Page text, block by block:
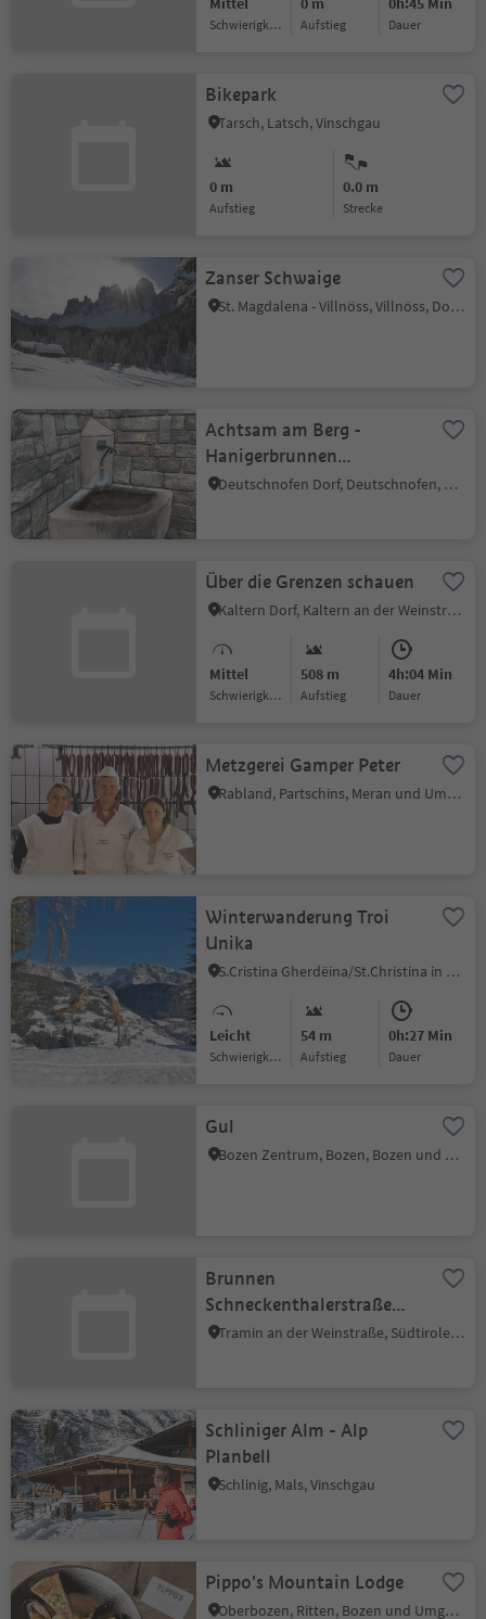
Schwierigkeitsgrad Aufstieg Dauer
Bikepark
Tarsch, Latsch, Vinschgau
0 m
Aufstieg
0.0 m
Strecke
Zanser Schwaige
St. Magdalena - Villnöss, Villnöss, Dolomitenregion Lüsen Villnöss
Achtsam am Berg -
Hanigerbrunnen
Deutschnofen
Deutschnofen Dorf, Deutschnofen, Dolomitenregion Eggental
Über die Grenzen schauen
Kaltern Dorf, Kaltern an der Weinstraße, Südtiroler Weinstraße
Mittel
Schwierigkeitsgrad
508 m
Aufstieg
4h:04 Min
Dauer
Metzgerei Gamper Peter
Rabland, Partschins, Meran und Umgebung
Winterwanderung Troi
Unika
S.Cristina Gherdëina/St.Christina in Gröden, St.Christina in Gröden, Dolomitenregion Gröden
Leicht
Schwierigkeitsgrad
54 m
Aufstieg
0h:27 Min
Dauer
Gul
Bozen Zentrum, Bozen, Bozen und Umgebung
Brunnen
Schneckenthalerstraße
Tramin
Tramin an der Weinstraße, Südtiroler Weinstraße
Schliniger Alm - Alp
Planbell
Schlinig, Mals, Vinschgau
Pippo's Mountain Lodge
Oberbozen, Ritten, Bozen und Umgebung